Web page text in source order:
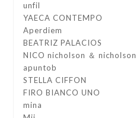
unfil
YAECA CONTEMPO
Aperdiem
BEATRIZ PALACIOS
NICO nicholson ＆ nicholson
apuntob
STELLA CIFFON
FIRO BIANCO UNO
mina